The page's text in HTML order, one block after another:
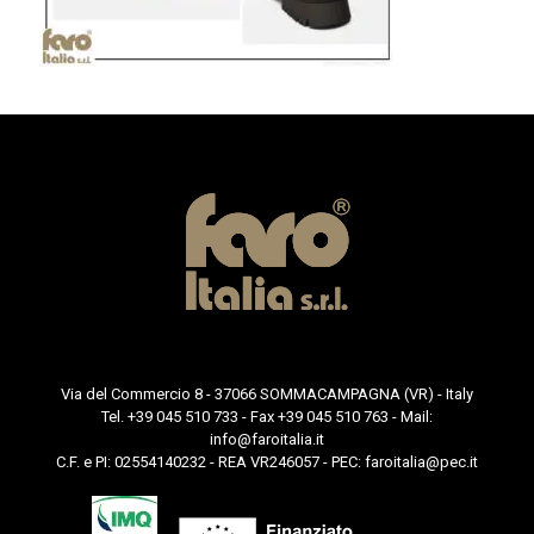
Via del Commercio 8 - 37066 SOMMACAMPAGNA (VR) - Italy
Tel. +39 045 510 733 - Fax +39 045 510 763 - Mail:
info@faroitalia.it
C.F. e PI: 02554140232 - REA VR246057 - PEC: faroitalia@pec.it